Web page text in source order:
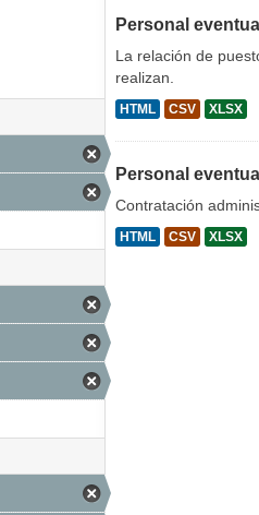
Personal
La relación de
realizan.
HTML CSV XLSX
Personal eventual
Contratación
HTML CSV XLSX